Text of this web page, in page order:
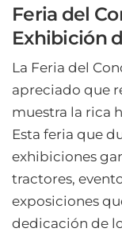
Feria del
Exhibición
La Feria del
apreciado que
muestra la rica
Esta feria que
exhibiciones
tractores,
exposiciones
dedicación de